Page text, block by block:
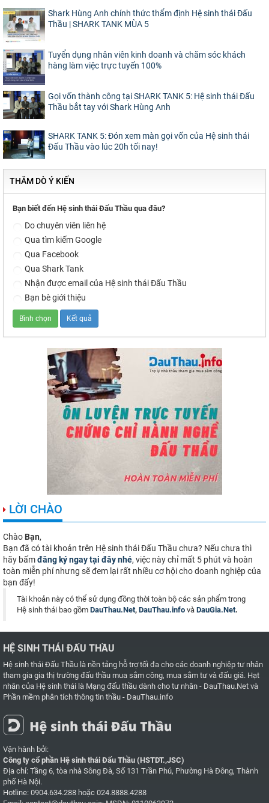
Shark Hùng Anh chính thức thẩm định Hệ sinh thái Đấu
Thầu | SHARK TANK MÙA 5
Tuyển dụng nhân viên kinh doanh và chăm sóc khách
hàng làm việc trực tuyến 100%
Gọi vốn thành công tại SHARK TANK 5: Hệ sinh thái Đấu
Thầu bắt tay với Shark Hùng Anh
SHARK TANK 5: Đón xem màn gọi vốn của Hệ sinh thái
Đấu Thầu vào lúc 20h tối nay!
THĂM DÒ Ý KIẾN
Bạn biết đến Hệ sinh thái Đấu Thầu qua đâu?
Do chuyên viên liên hệ
Qua tìm kiếm Google
Qua Facebook
Qua Shark Tank
Nhận được email của Hệ sinh thái Đấu Thầu
Bạn bè giới thiệu
LỜI CHÀO
Chào Bạn,
Bạn đã có tài khoản trên Hệ sinh thái Đấu Thầu chưa? Nếu chưa thì
hãy bấmđăng ký ngay tại đây nhé, việc này chỉ mất 5 phút và hoàn
toàn miễn phí nhưng sẽ đem lại rất nhiều cơ hội cho doanh nghiệp của
bạn đấy!
Tài khoản này có thể sử dụng đồng thời toàn bộ các sản phẩm trong
Hệ sinh thái bao gồm DauThau.Net, DauThau.info và DauGia.Net.
HỆ SINH THÁI ĐẤU THẦU
Hệ sinh thái Đấu Thầu là nền tảng hỗ trợ tối đa cho các doanh nghiệp tư nhân
tham gia gia thị trường đấu thầu mua sắm công, mua sắm tư và đấu giá. Hạt
nhân của Hệ sinh thái là Mạng đấu thầu dành cho tư nhân - DauThau.Net và
Phần mềm phân tích thông tin thầu - DauThau.info
Vận hành bởi:
Công ty cổ phần Hệ sinh thái Đấu Thầu (HSTDT.,JSC)
Địa chỉ: Tầng 6, tòa nhà Sông Đà, Số 131 Trần Phú, Phường Hà Đông, Thành
phố Hà Nội.
Hotline: 0904.634.288 hoặc 024.8888.4288